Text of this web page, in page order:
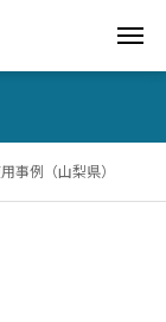
事例（山梨県）